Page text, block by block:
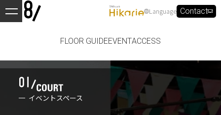
Language Contact
FLOOR GUIDEEVENTACCESS
イベントスペース